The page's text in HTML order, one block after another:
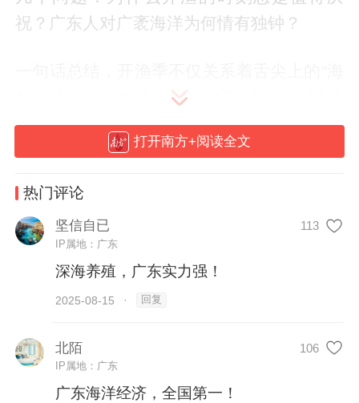
祝？广东人对广袤海洋为何情有独钟？
海鲜生猛， 广东的海洋经济
更“生猛”！
打开南方+阅读全文
热门评论
坚信自已 113
IP属地：广东
深海养殖，广东实力强！
2025-08-15 · 回复
北陌 106
IP属地：广东
广东海洋经济，全国第一！